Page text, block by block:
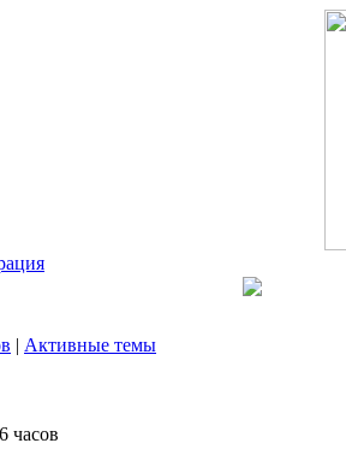
| Активные темы
часов